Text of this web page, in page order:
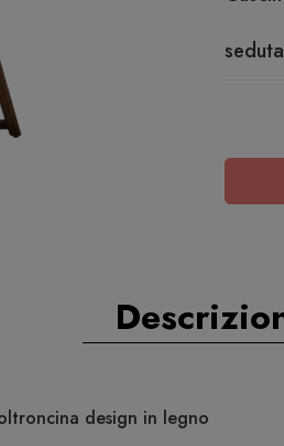
seduta
design in legno